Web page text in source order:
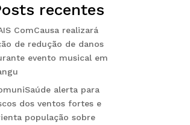
recentes
ComCausa realizará
de redução de danos
evento musical em
alerta para
dos ventos fortes e
população sobre